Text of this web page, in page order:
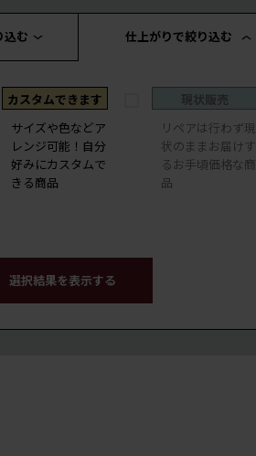
込む 仕上がりで絞り込む
カスタムできます
サイズや色などア
レンジ可能！自分
好みにカスタムで
きる商品
現状販売
リペアは行わず現
状のままお届けす
るお手頃価格な商
品
選択結果を表示する